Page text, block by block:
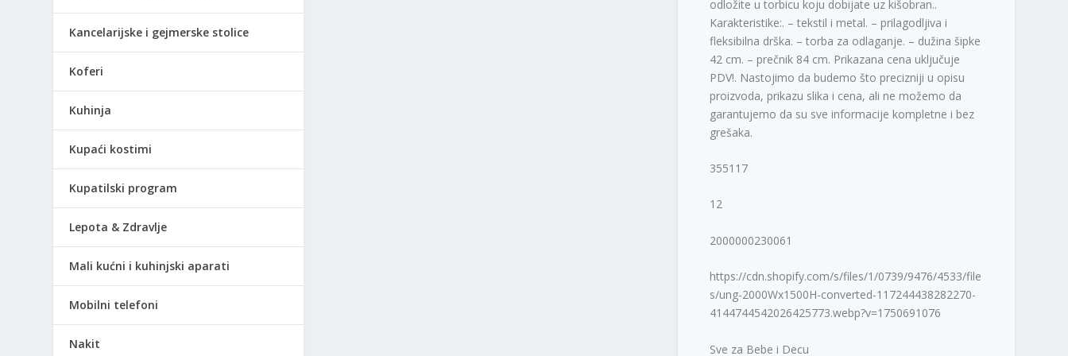
odložite u torbicu koju dobijate uz kišobran..
Karakteristike:. – tekstil i metal. – prilagodljiva i
fleksibilna drška. – torba za odlaganje. – dužina šipke
42 cm. – prečnik 84 cm. Prikazana cena uključuje
PDV!. Nastojimo da budemo što precizniji u opisu
proizvoda, prikazu slika i cena, ali ne možemo da
garantujemo da su sve informacije kompletne i bez
grešaka.
355117
12
2000000230061
https://cdn.shopify.com/s/files/1/0739/9476/4533/file
s/ung-2000Wx1500H-converted-117244438282270-
4144744542026425773.webp?v=1750691076
Sve za Bebe i Decu
Kancelarijske i gejmerske stolice
Koferi
Kuhinja
Kupaći kostimi
Kupatilski program
Lepota & Zdravlje
Mali kućni i kuhinjski aparati
Mobilni telefoni
Nakit